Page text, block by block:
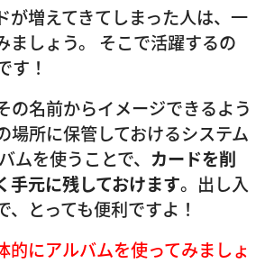
が増えてきてしまった人は、一
ましょう。 そこで活躍するの
す！
の名前からイメージできるよう
場所に保管しておけるシステム
ムを使うことで、 カードを削
手元に残しておけます。出し入
、とっても便利ですよ！
的にアルバムを使ってみましょ